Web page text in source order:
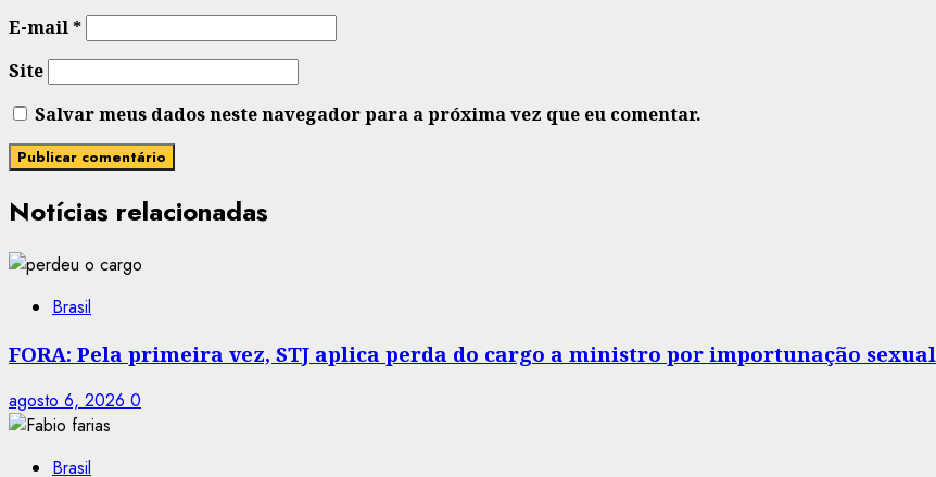
E-mail*
Site
Salvar meus dados neste navegador para a próxima vez que eu comentar.
Notícias relacionadas
Brasil
FORA: Pela primeira vez, STJ aplica perda do cargo a ministro por importunação sexual
agosto 6, 2026 0
Brasil